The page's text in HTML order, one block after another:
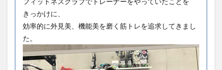
きっかけに、
効率的に外見美、機能美を磨く筋トレを追求してきまし
た。